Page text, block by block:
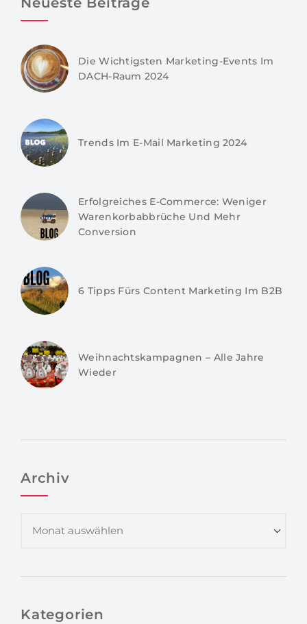
Die Wichtigsten Marketing-Events Im
DACH-Raum 2024
Trends Im E-Mail Marketing 2024
Erfolgreiches E-Commerce: Weniger
Warenkorbabbrüche Und Mehr
Conversion
6 Tipps Fürs Content Marketing Im B2B
Weihnachtskampagnen – Alle Jahre
Wieder
Archiv
Kategorien